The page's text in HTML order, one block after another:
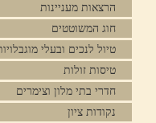
הרצאות מעניינות
חוג המשוטטים
טיול לנכים ובעלי
טיסות זולות
חדרי בתי מלון וצימרים
נקודות ציון